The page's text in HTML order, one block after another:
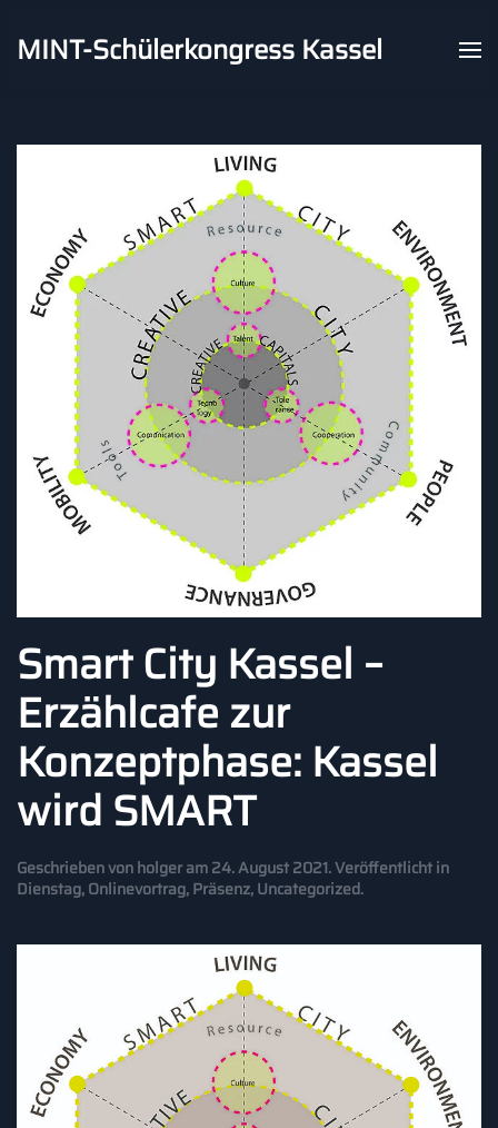
Skip to main content
MINT-Schülerkongress Kassel
Smart City Kassel –
Erzählcafe zur
Konzeptphase: Kassel
wird SMART
Geschrieben vonholgeram24. August 2021. Veröffentlicht in
Dienstag,Onlinevortrag,Präsenz,Uncategorized.